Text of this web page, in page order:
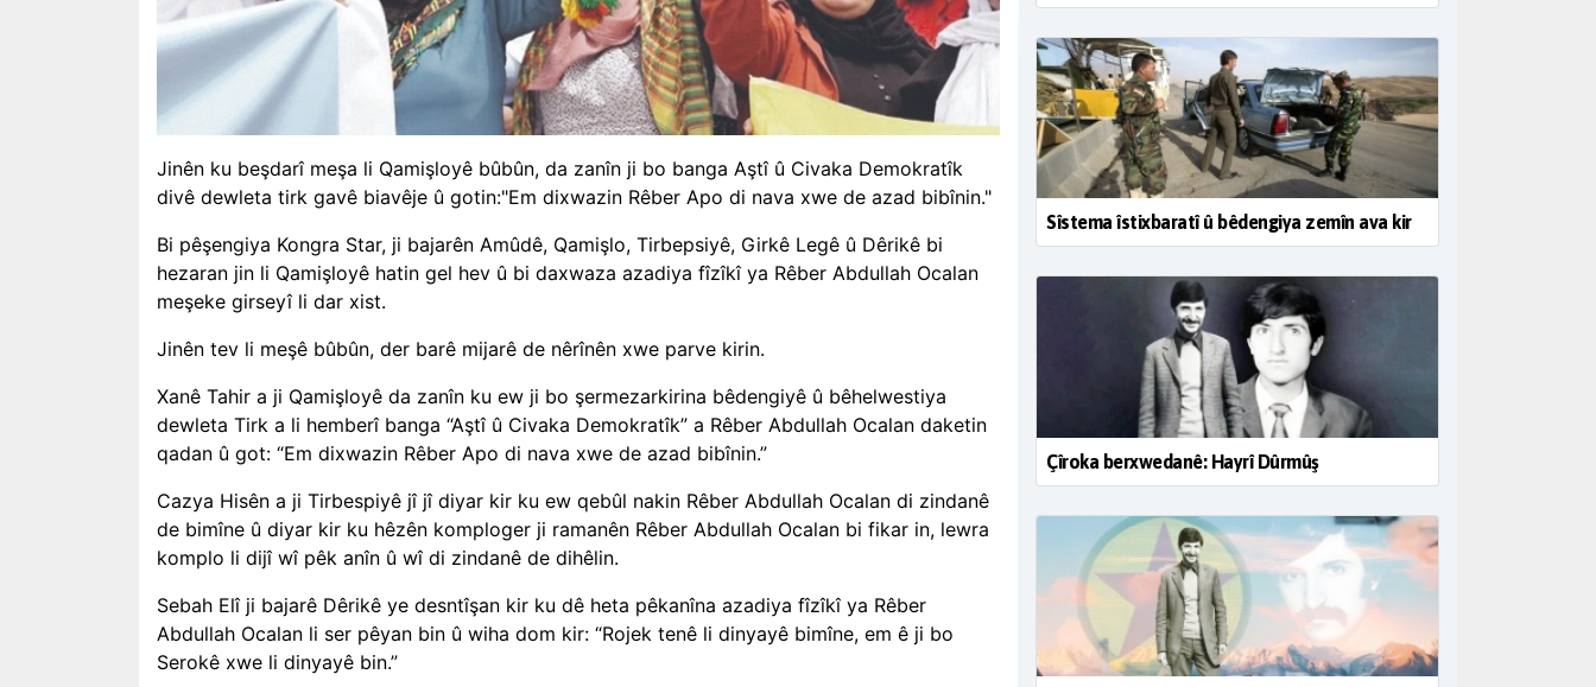
Jinên ku beşdarî meşa li Qamişloyê bûbûn, da zanîn ji bo banga Aştî û Civaka Demokratîk
divê dewleta tirk gavê biavêje û gotin:"Em dixwazin Rêber Apo di nava xwe de azad bibînin."
Bi pêşengiya Kongra Star, ji bajarên Amûdê, Qamişlo, Tirbepsiyê, Girkê Legê û Dêrikê bi
hezaran jin li Qamişloyê hatin gel hev û bi daxwaza azadiya fîzîkî ya Rêber Abdullah Ocalan
meşeke girseyî li dar xist.
Jinên tev li meşê bûbûn, der barê mijarê de nêrînên xwe parve kirin.
Xanê Tahir a ji Qamişloyê da zanîn ku ew ji bo şermezarkirina bêdengiyê û bêhelwestiya
dewleta Tirk a li hemberî banga “Aştî û Civaka Demokratîk” a Rêber Abdullah Ocalan daketin
qadan û got: “Em dixwazin Rêber Apo di nava xwe de azad bibînin.”
Cazya Hisên a ji Tirbespiyê jî jî diyar kir ku ew qebûl nakin Rêber Abdullah Ocalan di zindanê
de bimîne û diyar kir ku hêzên komploger ji ramanên Rêber Abdullah Ocalan bi fikar in, lewra
komplo li dijî wî pêk anîn û wî di zindanê de dihêlin.
Sebah Elî ji bajarê Dêrikê ye desntîşan kir ku dê heta pêkanîna azadiya fîzîkî ya Rêber
Abdullah Ocalan li ser pêyan bin û wiha dom kir: “Rojek tenê li dinyayê bimîne, em ê ji bo
Serokê xwe li dinyayê bin.”
Sîstema îstixbaratî û bêdengiya zemîn ava kir
Çîroka berxwedanê: Hayrî Dûrmûş